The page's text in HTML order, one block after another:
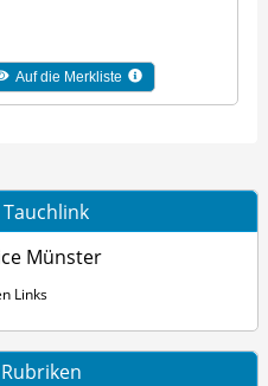
Auf die Merkliste
Münster
Links